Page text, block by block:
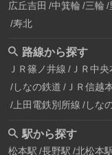
広丘吉田 中箕輪 三輪
寿北
路線から探す
ＪＲ篠ノ井線 ＪＲ中央
しなの鉄道 ＪＲ信越
上田電鉄別所線 しな
駅から探す
松本駅 長野駅 北松本